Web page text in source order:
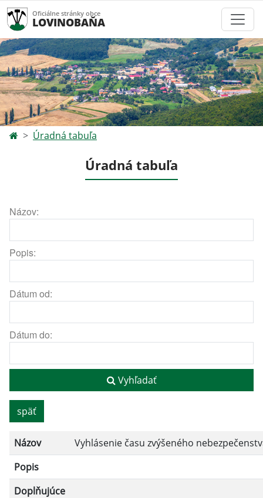
Oficiálne stránky obce
LOVINOBAŇA
Úradná tabuľa
Úradná tabuľa
Názov:
Popis:
Dátum od:
Dátum do:
Vyhľadať
späť
Názov
Vyhlásenie času zvýšeného
Popis
Doplňujúce